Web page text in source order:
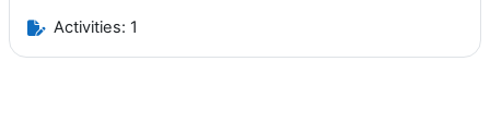
Activities: 1